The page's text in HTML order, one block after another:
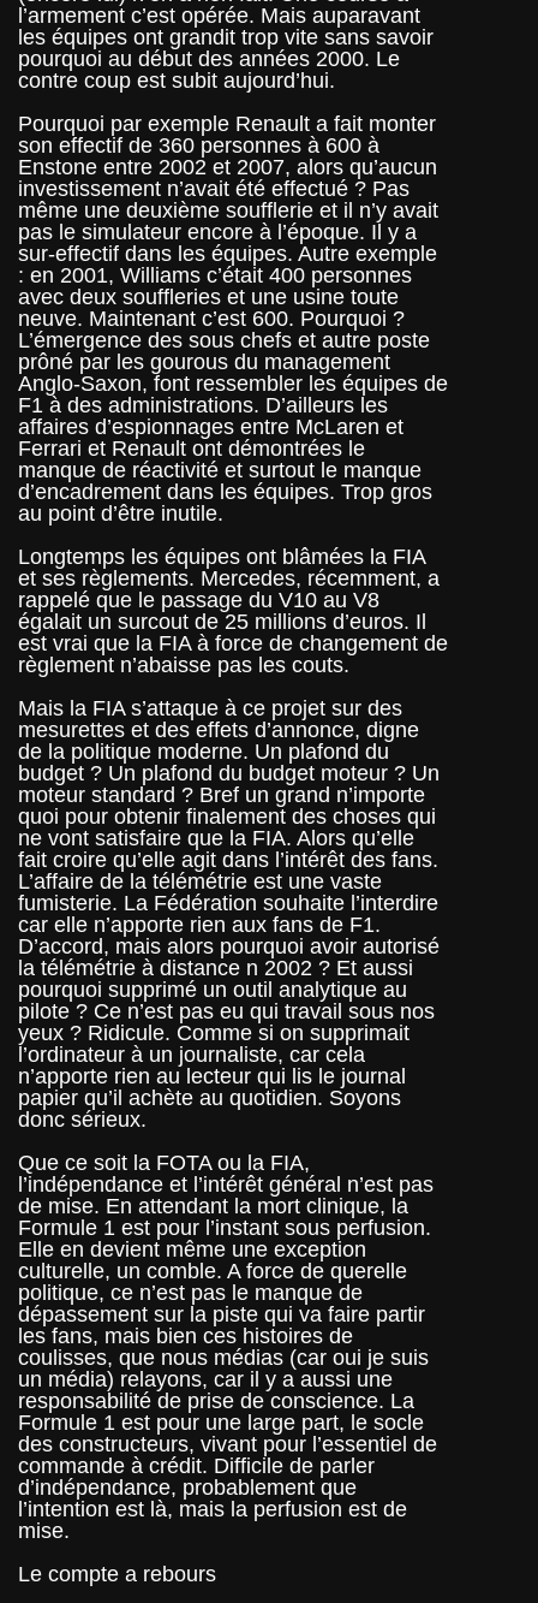
l’armement c’est opérée. Mais auparavant
les équipes ont grandit trop vite sans savoir
pourquoi au début des années 2000. Le
contre coup est subit aujourd’hui.
Pourquoi par exemple Renault a fait monter
son effectif de 360 personnes à 600 à
Enstone entre 2002 et 2007, alors qu’aucun
investissement n’avait été effectué ? Pas
même une deuxième soufflerie et il n’y avait
pas le simulateur encore à l’époque. Il y a
sur-effectif dans les équipes. Autre exemple
: en 2001, Williams c’était 400 personnes
avec deux souffleries et une usine toute
neuve. Maintenant c’est 600. Pourquoi ?
L’émergence des sous chefs et autre poste
prôné par les gourous du management
Anglo-Saxon, font ressembler les équipes de
F1 à des administrations. D’ailleurs les
affaires d’espionnages entre McLaren et
Ferrari et Renault ont démontrées le
manque de réactivité et surtout le manque
d’encadrement dans les équipes. Trop gros
au point d’être inutile.
Longtemps les équipes ont blâmées la FIA
et ses règlements. Mercedes, récemment, a
rappelé que le passage du V10 au V8
égalait un surcout de 25 millions d’euros. Il
est vrai que la FIA à force de changement de
règlement n’abaisse pas les couts.
Mais la FIA s’attaque à ce projet sur des
mesurettes et des effets d’annonce, digne
de la politique moderne. Un plafond du
budget ? Un plafond du budget moteur ? Un
moteur standard ? Bref un grand n’importe
quoi pour obtenir finalement des choses qui
ne vont satisfaire que la FIA. Alors qu’elle
fait croire qu’elle agit dans l’intérêt des fans.
L’affaire de la télémétrie est une vaste
fumisterie. La Fédération souhaite l’interdire
car elle n’apporte rien aux fans de F1.
D’accord, mais alors pourquoi avoir autorisé
la télémétrie à distance n 2002 ? Et aussi
pourquoi supprimé un outil analytique au
pilote ? Ce n’est pas eu qui travail sous nos
yeux ? Ridicule. Comme si on supprimait
l’ordinateur à un journaliste, car cela
n’apporte rien au lecteur qui lis le journal
papier qu’il achète au quotidien. Soyons
donc sérieux.
Que ce soit la FOTA ou la FIA,
l’indépendance et l’intérêt général n’est pas
de mise. En attendant la mort clinique, la
Formule 1 est pour l’instant sous perfusion.
Elle en devient même une exception
culturelle, un comble. A force de querelle
politique, ce n’est pas le manque de
dépassement sur la piste qui va faire partir
les fans, mais bien ces histoires de
coulisses, que nous médias (car oui je suis
un média) relayons, car il y a aussi une
responsabilité de prise de conscience. La
Formule 1 est pour une large part, le socle
des constructeurs, vivant pour l’essentiel de
commande à crédit. Difficile de parler
d’indépendance, probablement que
l’intention est là, mais la perfusion est de
mise.
Le compte a rebours